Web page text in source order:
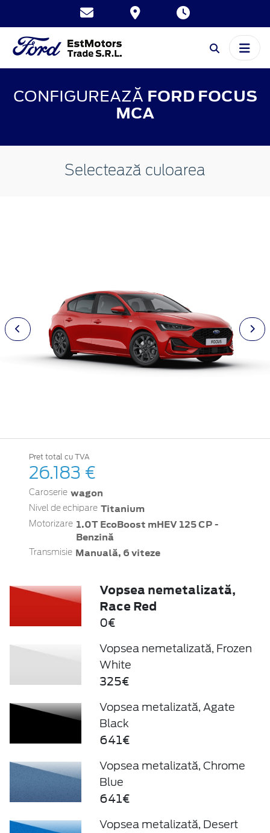
CONFIGUREAZĂ FORD FOCUS
MCA
Selectează culoarea
Pret total cu TVA
26.183 €
Caroserie wagon
Nivel de echipare Titanium
Motorizare 1.0T EcoBoost mHEV 125 CP -
Benzină
Transmisie Manuală, 6 viteze
Vopsea nemetalizată,
Race Red
0€
Vopsea nemetalizată, Frozen
White
325€
Vopsea metalizată, Agate
Black
641€
Vopsea metalizată, Chrome
Blue
641€
Vopsea metalizată, Desert